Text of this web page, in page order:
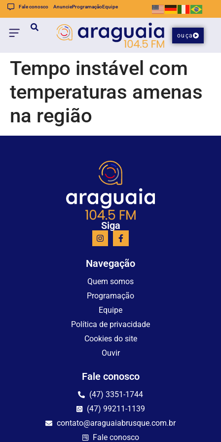
Fale conosco AnuncieProgramaçãoEquipe
ouça
Tempo instável com
temperaturas amenas
na região
Siga
Navegação
Quem somos
Programação
Equipe
Política de privacidade
Cookies do site
Ouvir
Fale conosco
(47) 3351-1744
(47) 99211-1139
contato@araguaiabrusque.com.br
Fale conosco